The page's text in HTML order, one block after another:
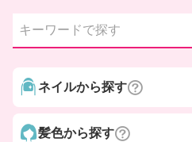
ネイルから探す
髪色から探す